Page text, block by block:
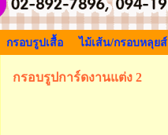
กรอบรูปเสื้อ ไม้เส้น/กรอบหลุยส์
กรอบรูปการ์ดงานแต่ง 2